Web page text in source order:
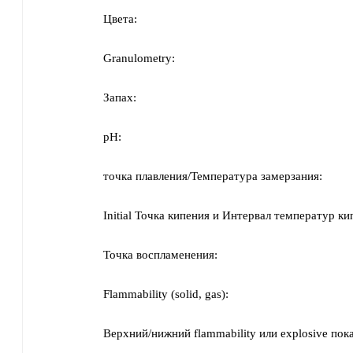
Цвета:
Granulometry:
Запах:
pH:
точка плавления/Температура замерзания:
Initial Точка кипения и Интервал температур
Точка воспламенения:
Flammability (solid, gas):
Верхний/нижний flammability или explosive